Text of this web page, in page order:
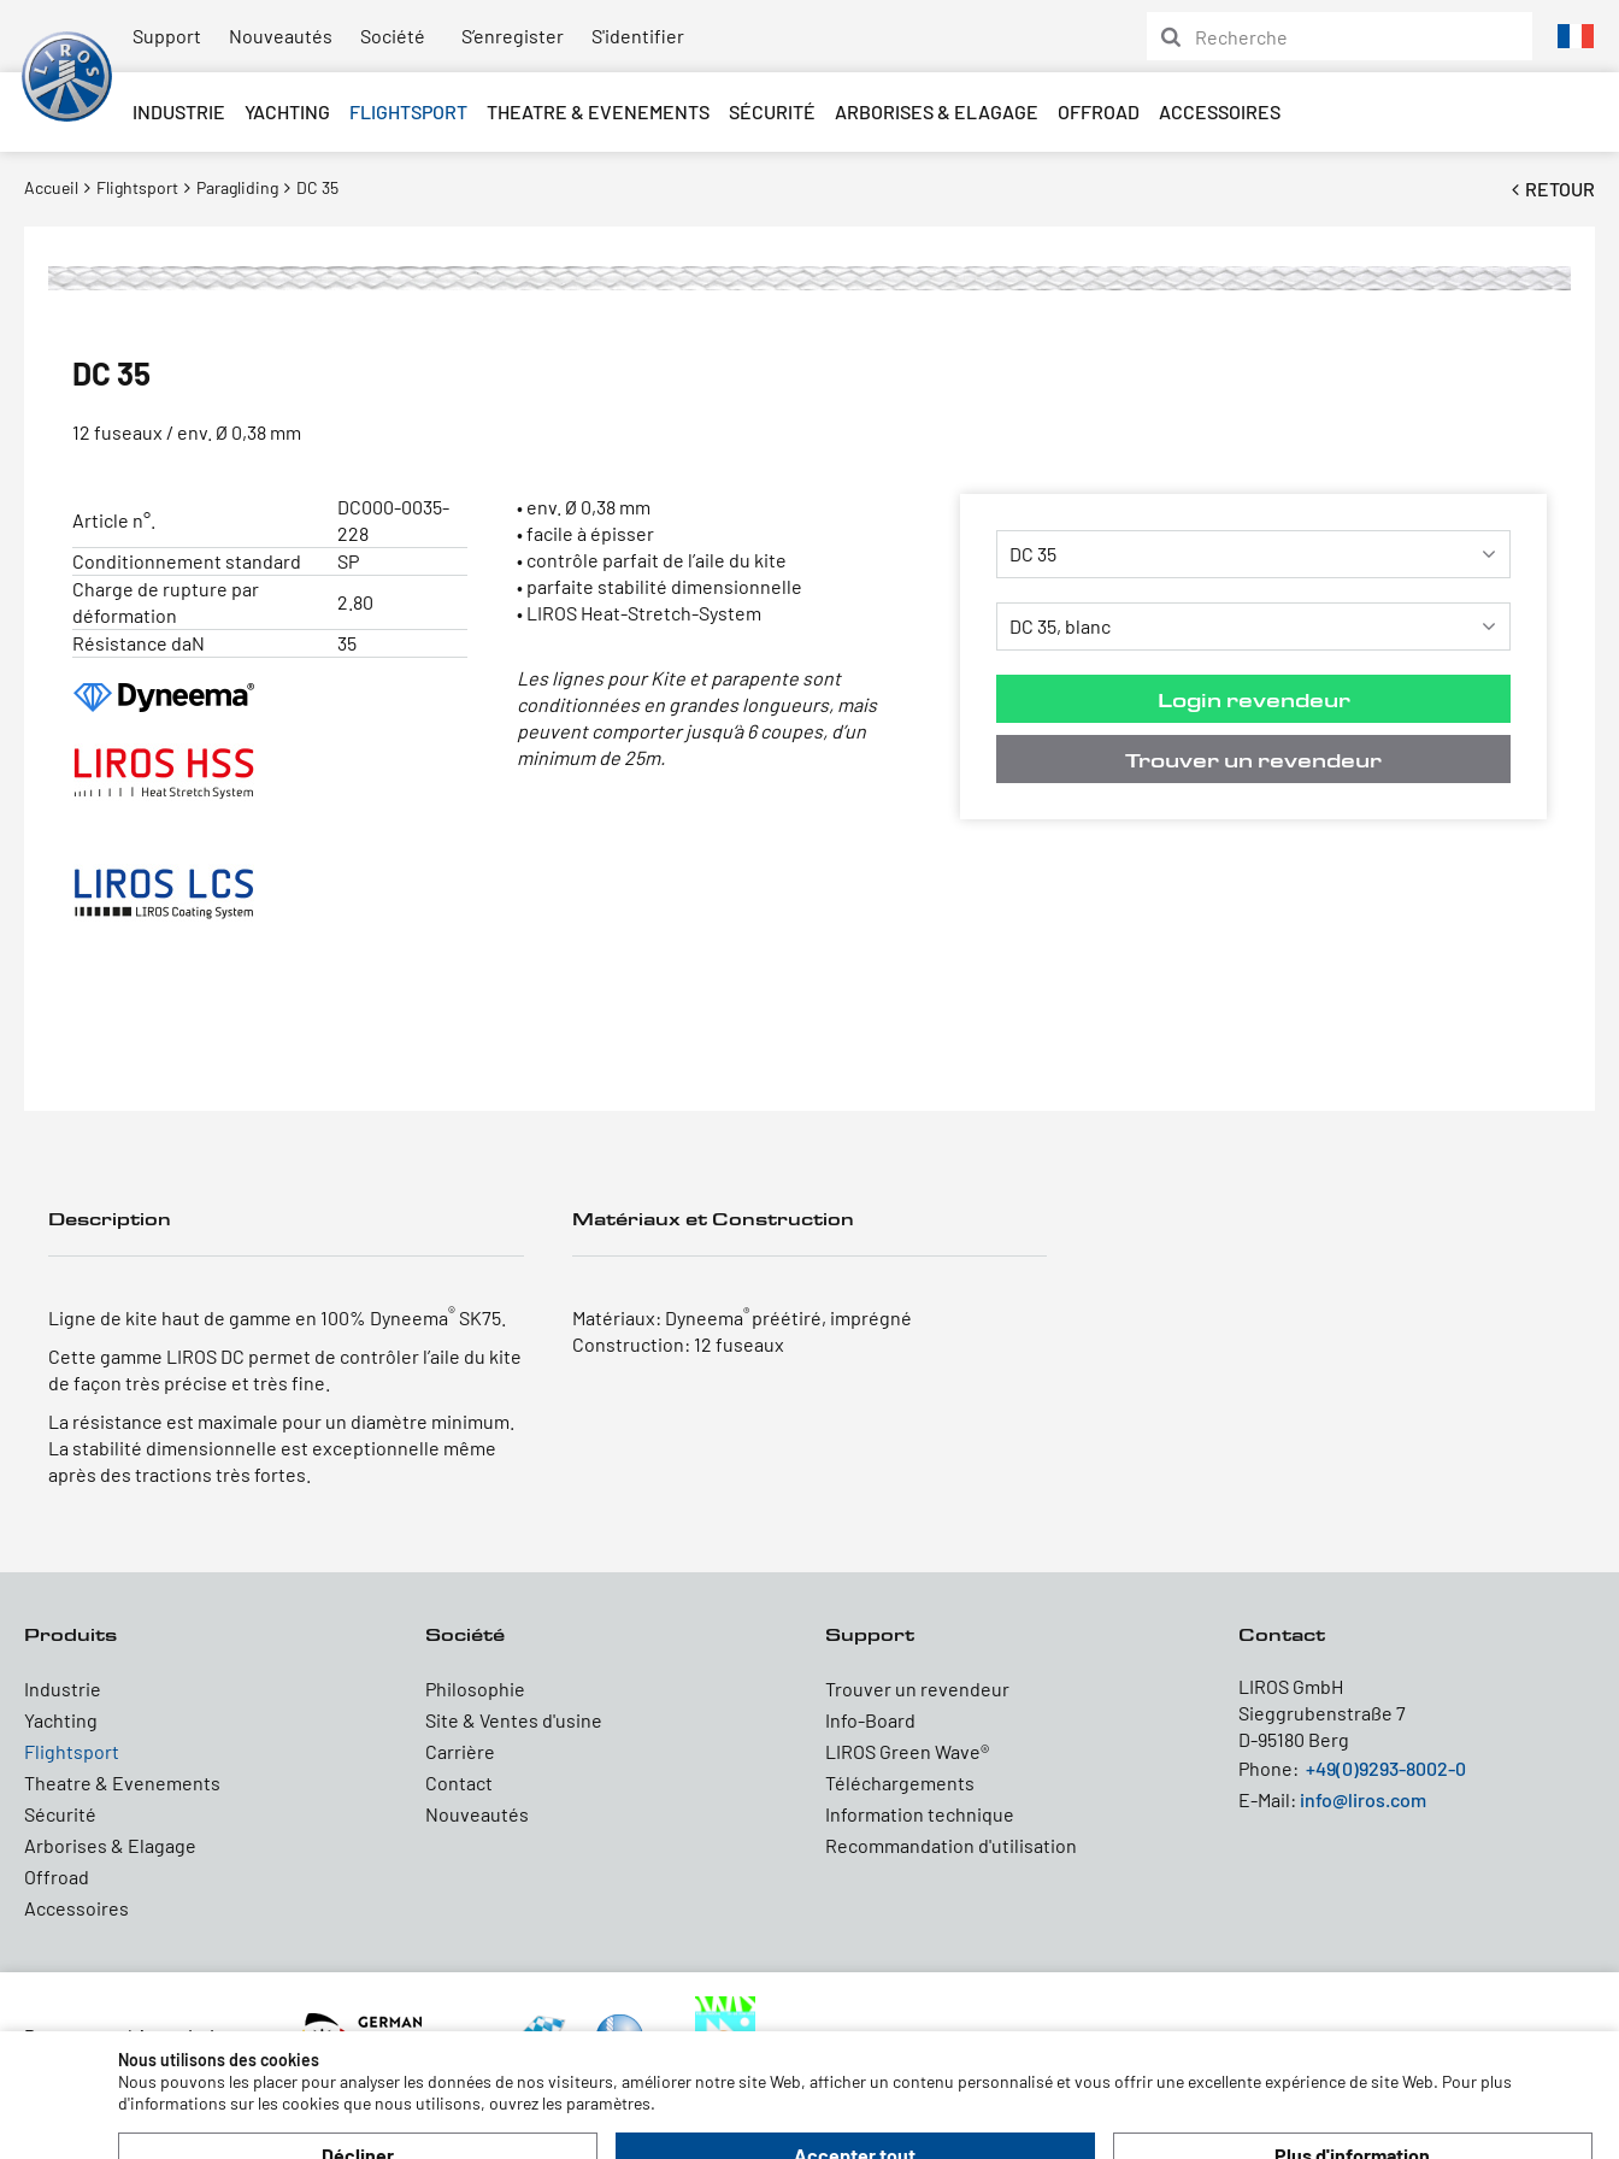
Support Nouveautés Société S’enregister S'identifier
INDUSTRIE YACHTING FLIGHTSPORT THEATRE & EVENEMENTS SÉCURITÉ ARBORISES & ELAGAGE OFFROAD ACCESSOIRES
RETOUR
Accueil Flightsport Paragliding DC 35
DC 35
12 fuseaux / env. Ø 0,38 mm
Article n°.
DC000-0035-
228
Conditionnement standard
SP
Charge de rupture par
déformation
2.80
Résistance daN
35
• env. Ø 0,38 mm
• facile à épisser
• contrôle parfait de l’aile du kite
• parfaite stabilité dimensionnelle
• LIROS Heat-Stretch-System
Les lignes pour Kite et parapente sont
conditionnées en grandes longueurs, mais
peuvent comporter jusqu‘à 6 coupes, d’un
minimum de 25m.
Login revendeur
Trouver un revendeur
Description
Ligne de kite haut de gamme en 100% Dyneema®SK75.
Cette gamme LIROS DC permet de contrôler l’aile du kite
de façon très précise et très fine.
La résistance est maximale pour un diamètre minimum.
La stabilité dimensionnelle est exceptionnelle même
après des tractions très fortes.
Matériaux et Construction
Matériaux: Dyneema® préétiré, imprégné
Construction: 12 fuseaux
Produits
Industrie
Yachting
Flightsport
Theatre & Evenements
Sécurité
Arborises & Elagage
Offroad
Accessoires
Société
Philosophie
Site & Ventes d'usine
Carrière
Contact
Nouveautés
Support
Trouver un revendeur
Info-Board
LIROS Green Wave®
Téléchargements
Information technique
Recommandation d'utilisation
Contact
LIROS GmbH
Sieggrubenstraße 7
D-95180 Berg
Phone: +49(0)9293-8002-0
E-Mail: info@liros.com
Partners and Associations
Protection des données
Nous utilisons des cookies
Nous pouvons les placer pour analyser les données de nos visiteurs, améliorer notre site Web, afficher un contenu personnalisé et vous offrir une excellente expérience de site Web. Pour plus
d'informations sur les cookies que nous utilisons, ouvrez les paramètres.
Décliner Accepter tout Plus d'information